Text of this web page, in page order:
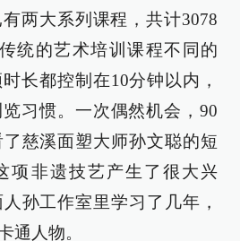
两大系列课程，共计3078
统的艺术培训课程不同的
长都控制在10分钟以内，
习惯。一次偶然机会，90
慈溪面塑大师孙文聪的短
项非遗技艺产生了很大兴
孙工作室里学习了几年，
通人物。